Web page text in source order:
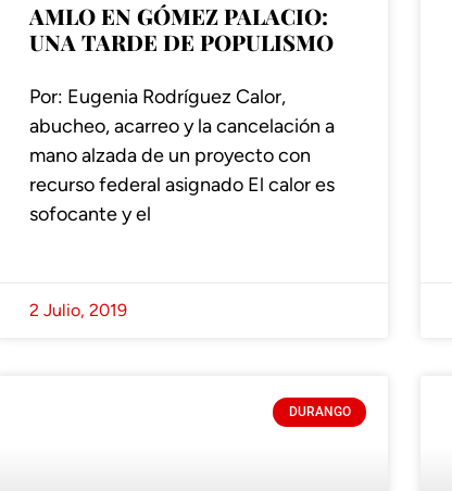
AMLO EN GÓMEZ PALACIO:
UNA TARDE DE POPULISMO
Por: Eugenia Rodríguez Calor,
abucheo, acarreo y la cancelación a
mano alzada de un proyecto con
recurso federal asignado El calor es
sofocante y el
2 Julio, 2019
DURANGO